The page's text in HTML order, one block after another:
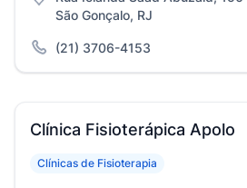
São Gonçalo, RJ
(21) 3706-4153
Clínica Fisioterápica Apolo
Clínicas de Fisioterapia